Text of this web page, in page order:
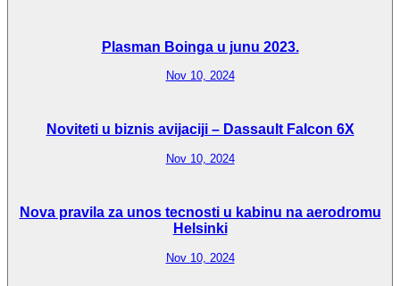
Plasman Boinga u junu 2023.
Nov 10, 2024
Noviteti u biznis avijaciji – Dassault Falcon 6X
Nov 10, 2024
Nova pravila za unos tecnosti u kabinu na aerodromu
Helsinki
Nov 10, 2024